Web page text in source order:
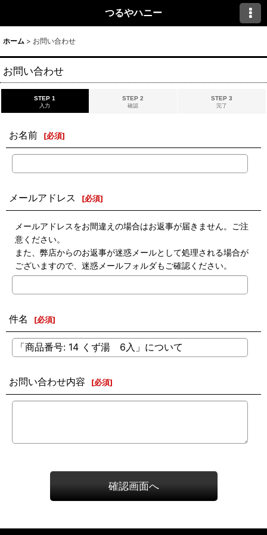
つるやハニー
ホーム > お問い合わせ
お問い合わせ
STEP 1
入力
STEP 2
確認
STEP 3
完了
お名前 [必須]
メールアドレス [必須]
メールアドレスをお間違えの場合はお返事が届きません。ご注
意ください。
また、弊店からのお返事が迷惑メールとして処理される場合が
ございますので、迷惑メールフォルダもご確認ください。
件名 [必須]
お問い合わせ内容 [必須]
確認画面へ